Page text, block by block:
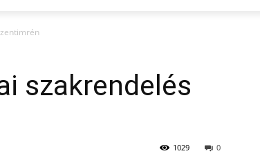
szakrendelés
0
1029